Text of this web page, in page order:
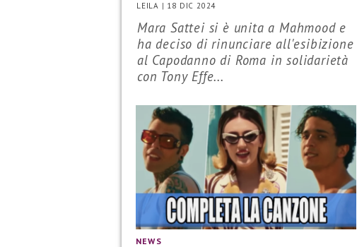
LEILA | 18 DIC 2024
Mara Sattei si è unita a Mahmood e
ha deciso di rinunciare all'esibizione
al Capodanno di Roma in solidarietà
con Tony Effe...
NEWS